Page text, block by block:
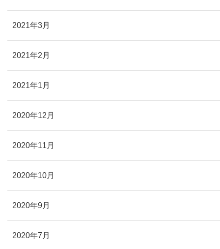
2021年3月
2021年2月
2021年1月
2020年12月
2020年11月
2020年10月
2020年9月
2020年7月